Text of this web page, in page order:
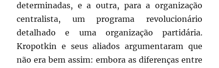
determinadas, e a outra, para a organização
centralista, um programa revolucionário
detalhado e uma organização partidária.
Kropotkin e seus aliados argumentaram que
não era bem assim: embora as diferenças entre